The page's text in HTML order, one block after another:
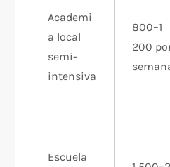
Academi
a local
semi-
intensiva
800–1
200
Escuela